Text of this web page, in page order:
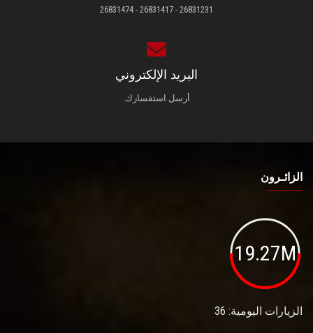
26831231 - 26831417 - 26831474
البريد الإلكتروني
أرسل استفسارك.
الزائـرون
19.27M
الزيارات اليومية: 36